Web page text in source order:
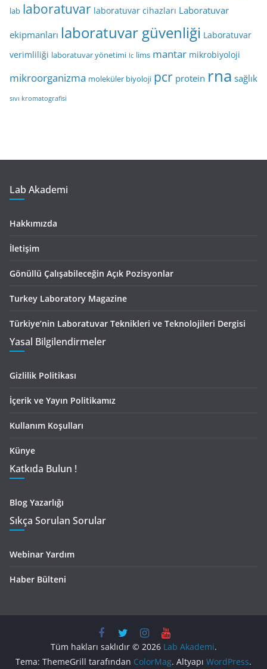
lab laboratuvar laboratuvar cihazları Laboratuvar
ekipmanları laboratuvar güvenliği Laboratuvar
verimliliği laboratuvar yönetimi lc lims mantar mikrobiyoloji
mikroorganizma moleküler biyoloji pcr protein rna sağlık
sıvı kromatografisi
Lab Akademi
Hakkımızda
İletişim
Gönüllü Çalışabileceğin Açık Pozisyonlar
Turkey Laboratory Magazine
Türkiye’nin Laboratuvar Teknikleri ve Teknolojileri Dergisi
Yasal Bilgilendirmeler
Gizlilik Politikası
İçerik ve Yayın Politikamız
Kullanım Koşulları
Künye
Katkıda Bulun !
Blog Yazarlığı
Sıkça Sorulan Sorular
Webinar Yardım
Haber Bülteni
Tüm hakları saklıdır © 2026 Lab Akademi.
Tema: ThemeGrill tarafından ColorMag. Altyapı WordPress.